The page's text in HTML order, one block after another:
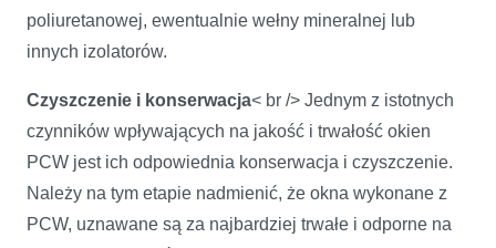
poliuretanowej, ewentualnie wełny mineralnej lub
innych izolatorów.
Czyszczenie i konserwacja< br /> Jednym z istotnych
czynników wpływających na jakość i trwałość okien
PCW jest ich odpowiednia konserwacja i czyszczenie.
Należy na tym etapie nadmienić, że okna wykonane z
PCW, uznawane są za najbardziej trwałe i odporne na